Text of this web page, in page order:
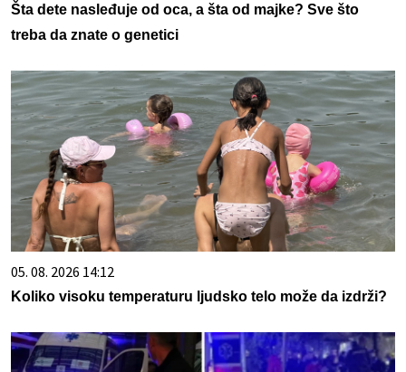
Šta dete nasleđuje od oca, a šta od majke? Sve što
treba da znate o genetici
05. 08. 2026 14:12
Koliko visoku temperaturu ljudsko telo može da izdrži?